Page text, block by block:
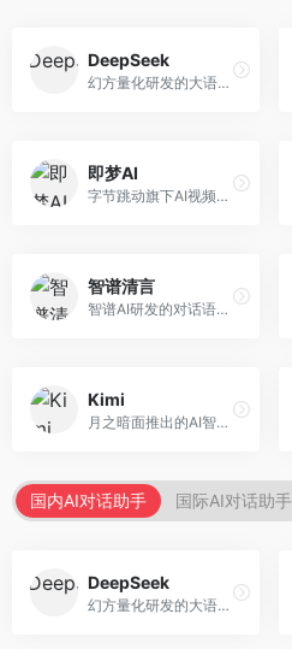
DeepSeek
幻方量化研发的大语言模型平台，专注于深度推理和代码生成能力。面向开发者、研究人员和技术爱好者，提供强大的逻辑推理和数学计算功能，开源生态完善，API接口友好。
即梦AI
字节跳动旗下AI视频创作平台，支持多模态内容生成。面向内容创作者和营销人员，提供文生视频、图生视频、智能剪辑等功能，中文理解能力强，创作效率高。
智谱清言
智谱AI研发的对话语言模型，支持中英双语交互。面向中文用户和开发者，提供知识问答、代码编写、文档解读等服务，开源生态完善，学术研究背景深厚。
Kimi
月之暗面推出的AI智能助手，核心优势在于超长文本处理能力，支持20万字以上文档分析。面向学术研究者、职场人士和内容创作者，提供文档解读、PPT生成、联网搜索等综合服务。
国内AI对话助手 国际AI对话助手
DeepSeek
幻方量化研发的大语言模型平台，专注于深度推理和代码生成能力。面向开发者、研究人员和技术爱好者，提供强大的逻辑推理和数学计算功能，开源生态完善，API接口友好。